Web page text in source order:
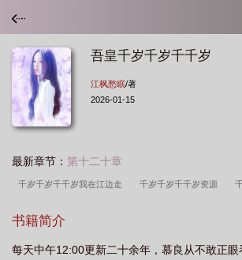
吾皇千岁千岁千千岁
江枫愁眠/著
2026-01-15
最新章节： 第十二十章
千岁千岁千千岁我在江边走 千岁千岁千千岁资源
岁千岁千千岁讲了什么故事
世 千岁千岁千千岁笔趣阁 千岁千岁千千岁by江枫
书籍简介
每天中午12:00更新二十余年，慕良从不敢正